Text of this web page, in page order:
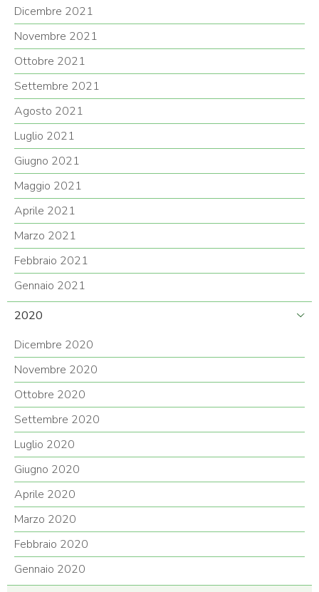
Dicembre 2021
Novembre 2021
Ottobre 2021
Settembre 2021
Agosto 2021
Luglio 2021
Giugno 2021
Maggio 2021
Aprile 2021
Marzo 2021
Febbraio 2021
Gennaio 2021
2020
Dicembre 2020
Novembre 2020
Ottobre 2020
Settembre 2020
Luglio 2020
Giugno 2020
Aprile 2020
Marzo 2020
Febbraio 2020
Gennaio 2020